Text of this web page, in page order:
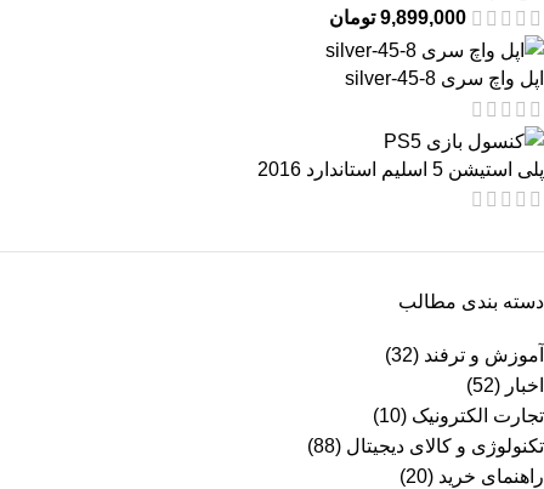
9,899,000 تومان
اپل واچ سری 8-45-silver
پلی استیشن 5 اسلیم استاندارد 2016
دسته بندی مطالب
آموزش و ترفند (32)
اخبار (52)
تجارت الکترونیک (10)
تکنولوژی و کالای دیجیتال (88)
راهنمای خرید (20)